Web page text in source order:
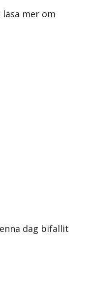
mer om
dag bifallit